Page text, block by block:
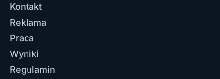
Kontakt
Reklama
Praca
Wyniki
Regulamin